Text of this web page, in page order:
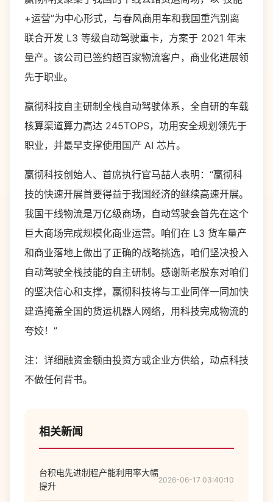
+运营”为中心形式，与春风商用车和我国重汽别离
联合开发 L3 等级自动驾驶重卡，方案于 2021 年末
量产。该公司已签约超百家物流客户，商业化进展领
先于职业。
嬴彻科技自主研制全栈自动驾驶体系，全自研的车载
核算渠道算力高达 245TOPS，功用安全规划领先于
职业，并最早支撑使用国产 AI 芯片。
嬴彻科技创始人、首席执行官马喆人表明：“嬴彻科
技的快速开展首要得益于我国经济的继续高速开展。
我国干线物流是万亿级商场，自动驾驶会首先在这个
巨大商场完成规模化商业运营。咱们在 L3 货车量产
和商业落地上做出了正确的战略挑选，咱们坚决投入
自动驾驶全栈技能的自主研制。感谢新老股东对咱们
的坚决信心和支撑，嬴彻科技将与工业同伴一同加快
建造掩盖全国的货运机器人网络，用科技完成物流的
夸姣！”
注：详细融资金额由投资方或企业方供给，动点科技
不做任何背书。
相关新闻
台积电先进制程产能利用率大幅
提升
2026-06-17 03:40:10